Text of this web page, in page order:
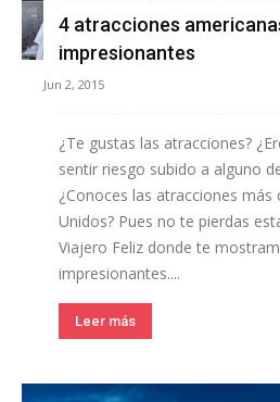
4 atracciones
impresionantes
Jun 2, 2015
¿Te gustas las atracciones?
sentir riesgo subido a alguno
¿Conoces las atracciones más
Unidos? Pues no te pierdas
Viajero Feliz donde te
impresionantes....
Leer más